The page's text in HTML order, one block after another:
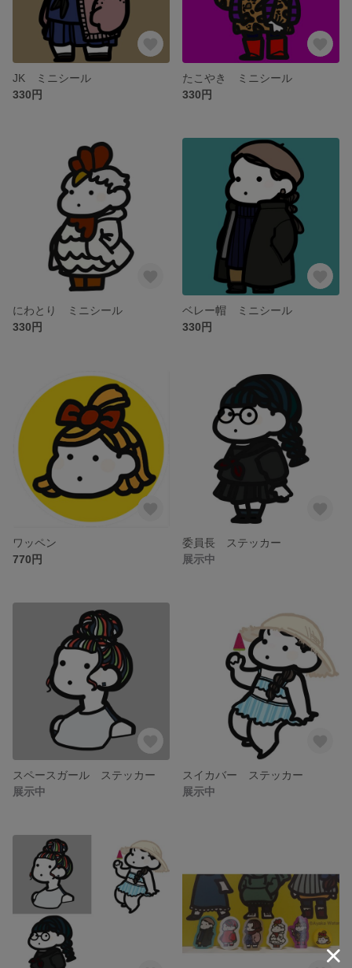
JK ミニシール
330円
たこやき ミニシール
330円
にわとり ミニシール
330円
ベレー帽 ミニシール
330円
ワッペン
770円
委員長 ステッカー
展示中
スペースガール ステッカー
展示中
スイカバー ステッカー
展示中